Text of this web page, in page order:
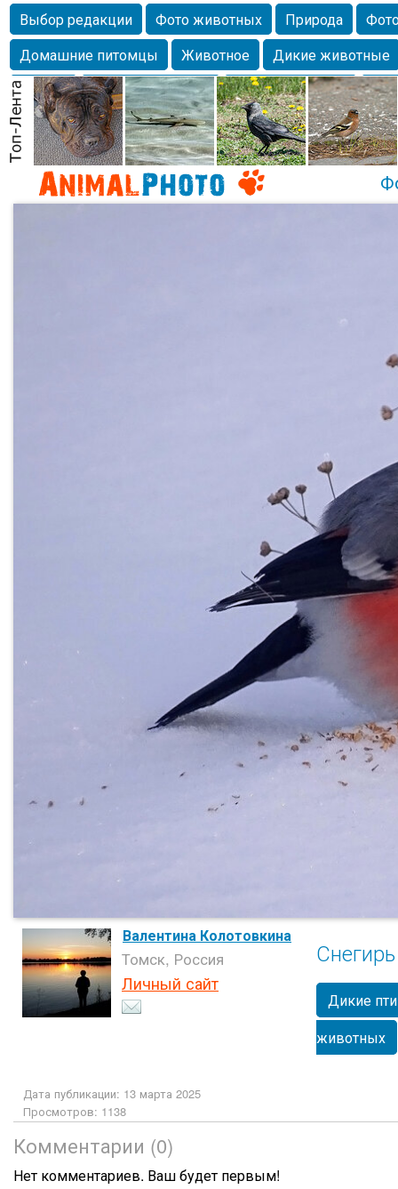
Выбор редакции Фото животных Природа
Домашние питомцы
Животное
Дикие животные
Собаки
Alexanderandronik Млекопитающие
Морда
Собачка Осень Портрет
Домашние
Насекомое
Коты Lebert Дикие птицы Утка
Валентина Колотовкина
Томск, Россия
Личный сайт
Снегирь
Дикие
животных
Дата публикации: 13 марта 2025
Просмотров: 1138
Комментарии (0)
Нет комментариев. Ваш будет первым!